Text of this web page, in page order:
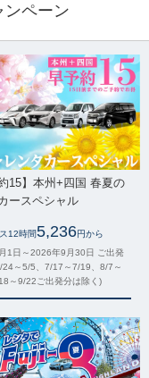
ンペーン
約15】本州+四国 春夏の
ースペシャル
12時間5,236円から
1日～2026年9月30日 ご出発
24～5/5、7/17～7/19、8/7～
～9/22ご出発分は除く)